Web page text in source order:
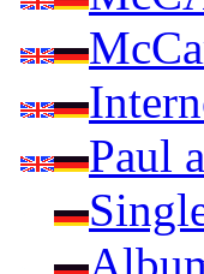
Paul